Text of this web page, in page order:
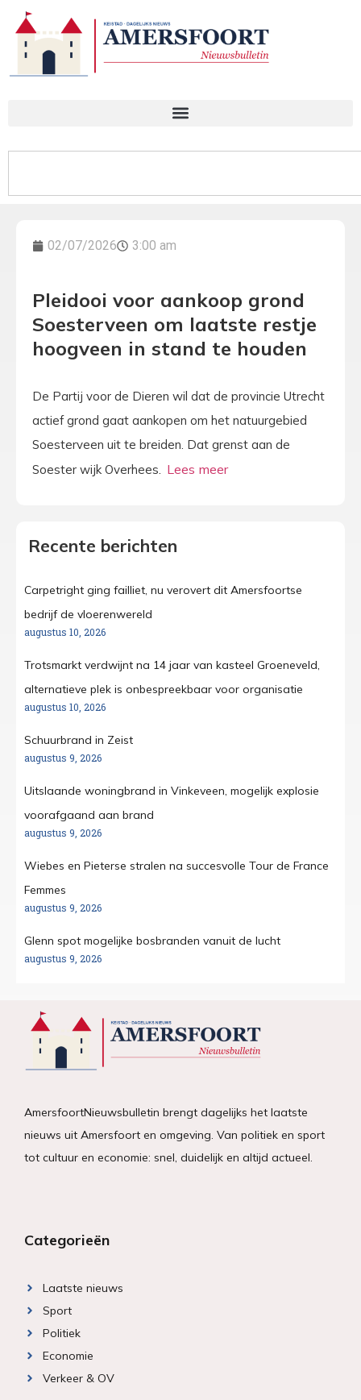
02/07/2026 3:00 am
Pleidooi voor aankoop grond
Soesterveen om laatste restje
hoogveen in stand te houden
De Partij voor de Dieren wil dat de provincie Utrecht
actief grond gaat aankopen om het natuurgebied
Soesterveen uit te breiden. Dat grenst aan de
Soester wijk Overhees.
Recente berichten
Carpetright ging failliet, nu verovert dit Amersfoortse
bedrijf de vloerenwereld
augustus 10, 2026
Trotsmarkt verdwijnt na 14 jaar van kasteel Groeneveld,
alternatieve plek is onbespreekbaar voor organisatie
augustus 10, 2026
Schuurbrand in Zeist
augustus 9, 2026
Uitslaande woningbrand in Vinkeveen, mogelijk explosie
voorafgaand aan brand
augustus 9, 2026
Wiebes en Pieterse stralen na succesvolle Tour de France
Femmes
augustus 9, 2026
Glenn spot mogelijke bosbranden vanuit de lucht
augustus 9, 2026
AmersfoortNieuwsbulletin brengt dagelijks het laatste
nieuws uit Amersfoort en omgeving. Van politiek en sport
tot cultuur en economie: snel, duidelijk en altijd actueel.
Categorieën
Laatste nieuws
Sport
Politiek
Economie
Verkeer & OV